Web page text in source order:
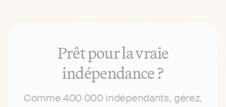
Prêt pour la vraie
indépendance ?
Comme 400 000 indépendants, gérez,